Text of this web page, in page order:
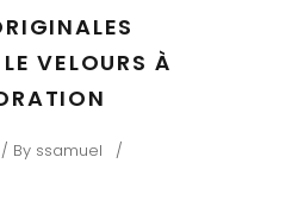
VELOURS À
By ssamuel